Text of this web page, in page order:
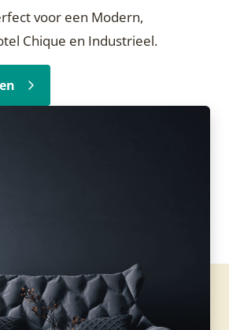
voor een Modern,
Chique en Industrieel.